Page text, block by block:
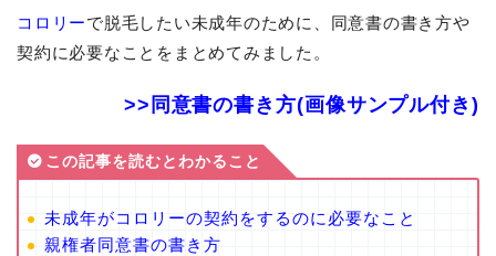
コロリーで脱毛したい未成年のために、同意書の書き方や
契約に必要なことをまとめてみました。
>>同意書の書き方(画像サンプル付き)
この記事を読むとわかること
未成年がコロリーの契約をするのに必要なこと
親権者同意書の書き方